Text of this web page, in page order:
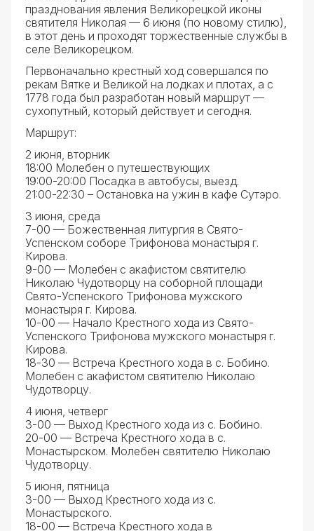
празднования явления Великорецкой иконы
святителя Николая — 6 июня (по новому стилю),
в этот день и проходят торжественные службы в
селе Великорецком.
Первоначально крестный ход совершался по
рекам Вятке и Великой на лодках и плотах, а с
1778 года был разработан новый маршрут —
сухопутный, который действует и сегодня.
Маршрут:
2 июня, вторник
18:00 Молебен о путешествующих
19:00-20:00 Посадка в автобусы, выезд.
21:00-22:30 – Остановка на ужин в кафе Сутэро.
3 июня, среда
7-00 — Божественная литургия в Свято-
Успенском соборе Трифонова монастыря г.
Кирова.
9-00 — Молебен с акафистом святителю
Николаю Чудотворцу на соборной площади
Свято-Успенского Трифонова мужского
монастыря г. Кирова.
10-00 — Начало Крестного хода из Свято-
Успенского Трифонова мужского монастыря г.
Кирова.
18-30 — Встреча Крестного хода в с. Бобино.
Молебен с акафистом святителю Николаю
Чудотворцу.
4 июня, четверг
3-00 — Выход Крестного хода из с. Бобино.
20-00 — Встреча Крестного хода в с.
Монастырском. Молебен святителю Николаю
Чудотворцу.
5 июня, пятница
3-00 — Выход Крестного хода из с.
Монастырского.
18-00 — Встреча Крестного хода в